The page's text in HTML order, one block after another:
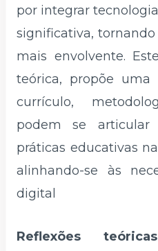
por integrar
significativa,
mais envolvente.
teórica, propõe uma
currículo,
podem se articular
práticas educativas
alinhando-se às
digital
Reflexões